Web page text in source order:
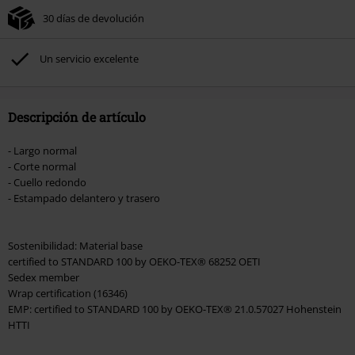
No acumulable con otras promociones Códigos promocionales.. Quedan
Rammstein, (Till) Lindemann, Böhse Onkelz, Broilers, Die Ärzte, Die Toten
Hosen, Metality, Funko Pop!, vales regalo y artículos que incluyan una
30 días de devolución
Un servicio excelente
Descripción de artículo
- Largo normal
- Corte normal
- Cuello redondo
- Estampado delantero y trasero
Sostenibilidad: Material base
certified to STANDARD 100 by OEKO-TEX® 68252 OETI
Sedex member
Wrap certification (16346)
EMP: certified to STANDARD 100 by OEKO-TEX® 21.0.57027 Hohenstein
HTTI